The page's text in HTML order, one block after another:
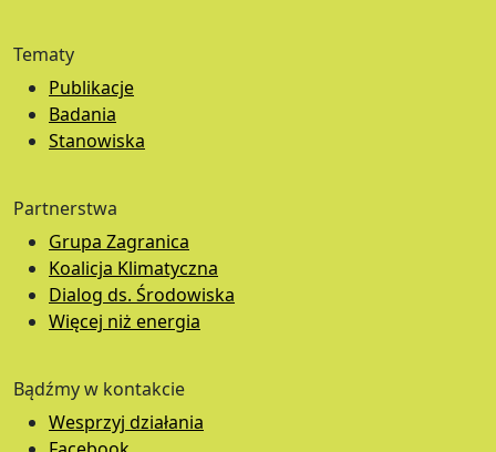
Tematy
Publikacje
Badania
Stanowiska
Partnerstwa
Grupa Zagranica
Koalicja Klimatyczna
Dialog ds. Środowiska
Więcej niż energia
Bądźmy w kontakcie
Wesprzyj działania